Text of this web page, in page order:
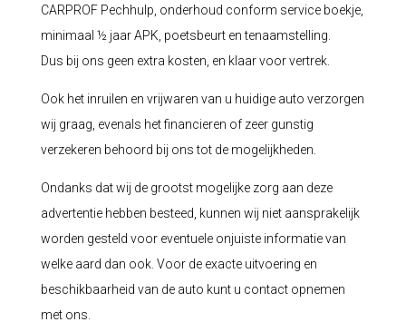
CARPROF Pechhulp, onderhoud conform service boekje,
minimaal ½ jaar APK, poetsbeurt en tenaamstelling.
Dus bij ons geen extra kosten, en klaar voor vertrek.
Ook het inruilen en vrijwaren van u huidige auto verzorgen
wij graag, evenals het financieren of zeer gunstig
verzekeren behoord bij ons tot de mogelijkheden.
Ondanks dat wij de grootst mogelijke zorg aan deze
advertentie hebben besteed, kunnen wij niet aansprakelijk
worden gesteld voor eventuele onjuiste informatie van
welke aard dan ook. Voor de exacte uitvoering en
beschikbaarheid van de auto kunt u contact opnemen
met ons.